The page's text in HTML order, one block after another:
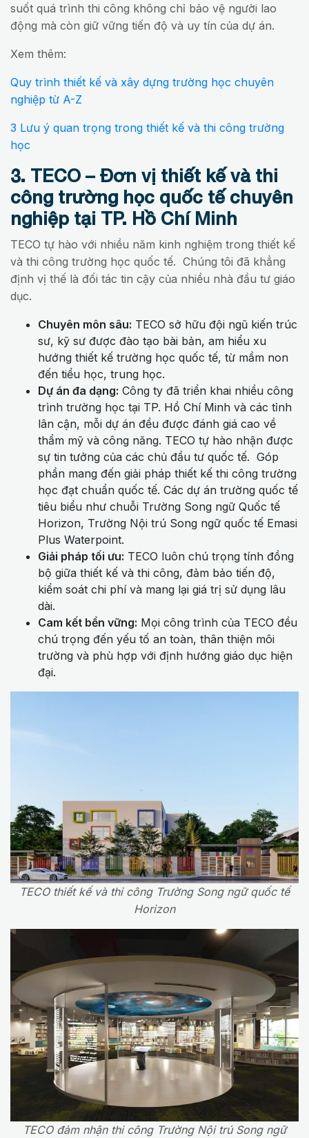
suốt quá trình thi công không chỉ bảo vệ người lao
động mà còn giữ vững tiến độ và uy tín của dự án.
Xem thêm:
Quy trình thiết kế và xây dựng trường học chuyên
nghiệp từ A-Z
3 Lưu ý quan trọng trong thiết kế và thi công trường
học
3. TECO – Đơn vị thiết kế và thi
công trường học quốc tế chuyên
nghiệp tại TP. Hồ Chí Minh
TECO tự hào với nhiều năm kinh nghiệm trong thiết kế
và thi công trường học quốc tế. Chúng tôi đã khẳng
định vị thế là đối tác tin cậy của nhiều nhà đầu tư giáo
dục.
Chuyên môn sâu: TECO sở hữu đội ngũ kiến trúc
sư, kỹ sư được đào tạo bài bản, am hiểu xu
hướng thiết kế trường học quốc tế, từ mầm non
đến tiểu học, trung học.
Dự án đa dạng: Công ty đã triển khai nhiều công
trình trường học tại TP. Hồ Chí Minh và các tỉnh
lân cận, mỗi dự án đều được đánh giá cao về
thẩm mỹ và công năng. TECO tự hào nhận được
sự tin tưởng của các chủ đầu tư quốc tế. Góp
phần mang đến giải pháp thiết kế thi công trường
học đạt chuẩn quốc tế. Các dự án trường quốc tế
tiêu biểu như chuỗi Trường Song ngữ Quốc tế
Horizon, Trường Nội trú Song ngữ quốc tế Emasi
Plus Waterpoint.
Giải pháp tối ưu: TECO luôn chú trọng tính đồng
bộ giữa thiết kế và thi công, đảm bảo tiến độ,
kiểm soát chi phí và mang lại giá trị sử dụng lâu
dài.
Cam kết bền vững: Mọi công trình của TECO đều
chú trọng đến yếu tố an toàn, thân thiện môi
trường và phù hợp với định hướng giáo dục hiện
đại.
TECO thiết kế và thi công Trường Song ngữ quốc tế
Horizon
TECO đảm nhận thi công Trường Nội trú Song ngữ